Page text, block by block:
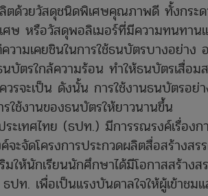
ด้วยวัสดุชนิดพิเศษคุณภาพดี ทั้งกระด
ษ หรือวัสดุพอลิเมอร์ที่มีความทนทานแ
ามเคยชินในการใช้ธนบัตรบางอย่าง
บัตรใกล้ความร้อน ทำให้ธนบัตรเสื่อม
รจะเป็น ดังนั้น การใช้งานธนบัตรอย่
ใช้งานของธนบัตรให้ยาวนานขึ้น
ะเทศไทย (ธปท.) มีการรณรงค์เรื่อง
ะจัดโครงการประกวดผลิตสื่อสร้างสร
มให้นักเรียนนักศึกษาได้มีโอกาสสร้าง
ปท. เพื่อเป็นแรงบันดาลใจให้ผู้เข้าชม